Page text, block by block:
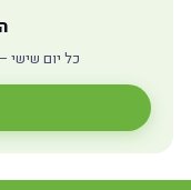
כל יום שישי